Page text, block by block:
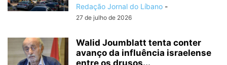
Redação Jornal do Líbano -
27 de julho de 2026
Walid Joumblatt tenta conter
avanço da influência israelense
entre os drusos...